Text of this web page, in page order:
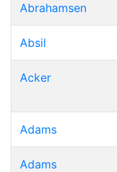
Abrahamsen
Absil
Acker
Adams
Adams